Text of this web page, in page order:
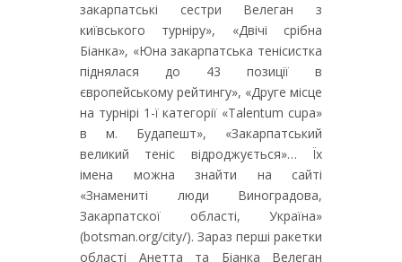
закарпатські сестри Велеган з
київського турніру», «Двічі срібна
Біанка», «Юна закарпатська тенісистка
піднялася до 43 позиції в
європейському рейтингу», «Друге місце
на турнірі 1-ї категорії «Talentum cupa»
в м. Будапешт», «Закарпатський
великий теніс відроджується»… Їх
імена можна знайти на сайті
«Знамениті люди Виноградова,
Закарпатскої області, Україна»
(botsman.org/city/). Зараз перші ракетки
області Анетта та Біанка Велеган